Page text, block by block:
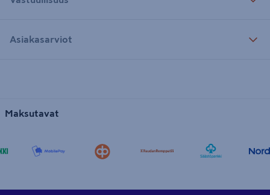
Asiakasarviot
Maksutavat